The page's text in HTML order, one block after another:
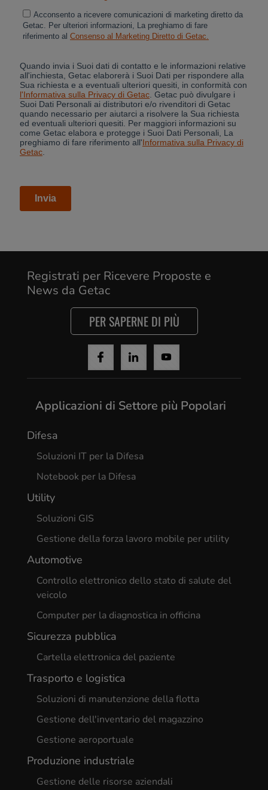
Yes, I agree
Registrati per Ricevere Proposte e
News da Getac
PER SAPERNE DI PIÙ
Applicazioni di Settore più Popolari
Difesa
Soluzioni IT per la Difesa
Notebook per la Difesa
Utility
Soluzioni GIS
Gestione della forza lavoro mobile per utility
Automotive
Controllo elettronico dello stato di salute del
veicolo
Computer per la diagnostica in officina
Sicurezza pubblica
Cartella elettronica del paziente
Trasporto e logistica
Soluzioni di manutenzione della flotta
Gestione dell'inventario del magazzino
Gestione aeroportuale
Produzione industriale
Gestione delle risorse aziendali